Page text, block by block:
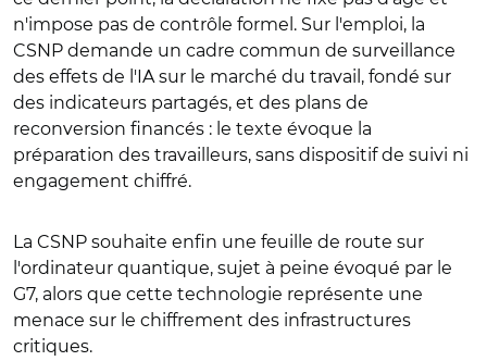
n'impose pas de contrôle formel. Sur l'emploi, la
CSNP demande un cadre commun de surveillance
des effets de l'IA sur le marché du travail, fondé sur
des indicateurs partagés, et des plans de
reconversion financés : le texte évoque la
préparation des travailleurs, sans dispositif de suivi ni
engagement chiffré.
La CSNP souhaite enfin une feuille de route sur
l'ordinateur quantique, sujet à peine évoqué par le
G7, alors que cette technologie représente une
menace sur le chiffrement des infrastructures
critiques.